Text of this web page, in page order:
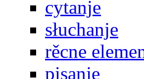
cytanje
słuchanje
rěcne
pisanje